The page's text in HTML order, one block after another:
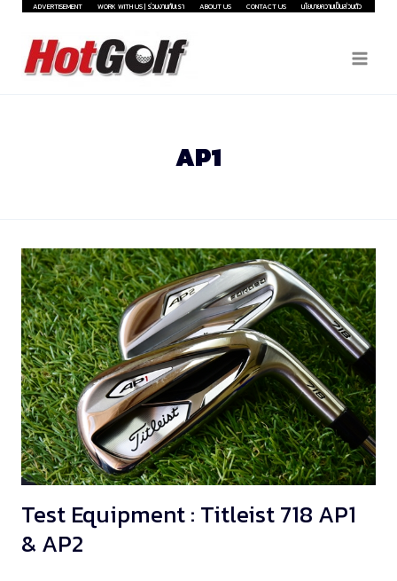
Skip
content
ADVERTISEMENT WORK WITH US | ร่วมงานกับเรา ABOUT US CONTACT US นโยบายความเป็นส่วนตัว
AP1
Test Equipment : Titleist 718 AP1
& AP2